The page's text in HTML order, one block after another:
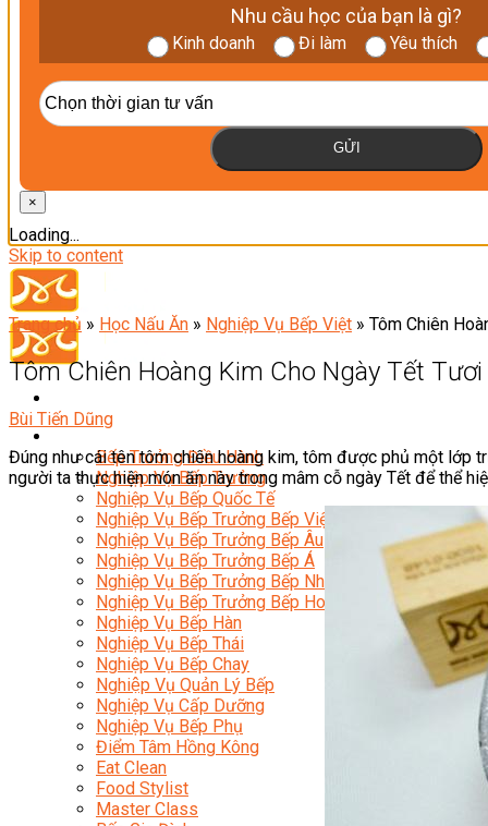
Nghiệp Vụ Quản Lý Bếp
Điểm Tâm Hồng Kông
Eat Clean
Food Stylist
Khởi Sự Kinh Doanh Nhà Hàng
Học Cắt Tỉa Rau Củ Trang Trí
Chương Trình Đào Tạo Master Class
Bí Quyết Kinh Doanh Và Vận Hành Mô Hình Ẩm Thực
Khởi Sự Kinh Doanh Ngành F&B
Bếp Phụ
Nhu cầu học của bạn là gì?
Kinh doanh Đi làm Yêu thích
GỬI
×
Loading...
Skip to content
Bếp Trưởng Điều Hành
Nghiệp Vụ Bếp Trưởng
Nghiệp Vụ Bếp Quốc Tế
Nghiệp Vụ Bếp Trưởng Bếp Việt
Nghiệp Vụ Bếp Trưởng Bếp Âu
Nghiệp Vụ Bếp Trưởng Bếp Á
Nghiệp Vụ Bếp Trưởng Bếp Nhật
Nghiệp Vụ Bếp Trưởng Bếp Hoa
Nghiệp Vụ Bếp Hàn
Nghiệp Vụ Bếp Thái
Nghiệp Vụ Bếp Chay
Nghiệp Vụ Quản Lý Bếp
Nghiệp Vụ Cấp Dưỡng
Nghiệp Vụ Bếp Phụ
Điểm Tâm Hồng Kông
Eat Clean
Food Stylist
Master Class
Trang chủ » Học Nấu Ăn » Nghiệp Vụ Bếp Việt » Tôm Chiên
Tôm Chiên Hoàng Kim Cho Ngày Tết
Bùi Tiến Dũng
Đúng như cái tên tôm chiên hoàng kim, tôm được phủ một lớp
người ta thực hiện món ăn này trong mâm cỗ ngày Tết để thể